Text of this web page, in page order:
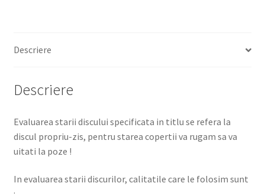
Descriere
Descriere
Evaluarea starii discului specificata in titlu se refera la
discul propriu-zis, pentru starea copertii va rugam sa va
uitati la poze !
In evaluarea starii discurilor, calitatile care le folosim sunt